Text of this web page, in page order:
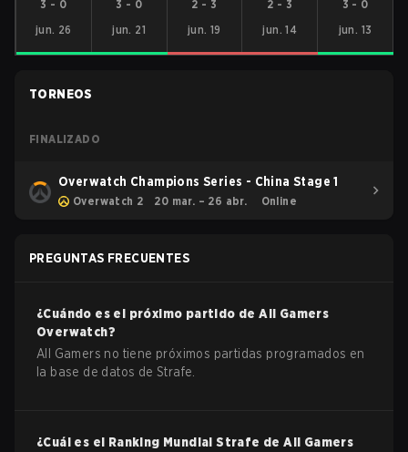
3 - 0
jun. 26
3 - 0
jun. 21
2 - 3
jun. 19
2 - 3
jun. 14
3 - 0
jun. 13
TORNEOS
FINALIZADO
Overwatch Champions Series - China Stage 1
Overwatch 2 20 mar. – 26 abr. Online
PREGUNTAS FRECUENTES
¿Cuándo es el próximo partido deAll Gamers
Overwatch?
All Gamers no tiene próximos partidas programados en
la base de datos de Strafe.
¿Cuál es el Ranking Mundial Strafe deAll Gamers